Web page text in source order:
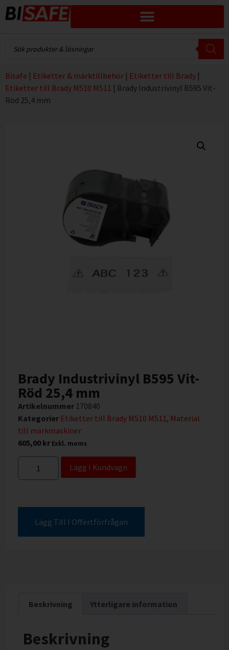
Bisafe | Etiketter & märktillbehör | Etiketter till Brady |
Etiketter till Brady M510 M511 | Brady Industrivinyl B595 Vit-
Röd 25,4 mm
Brady Industrivinyl B595 Vit-
Röd 25,4 mm
Artikelnummer 170840
Kategorier Etiketter till Brady M510 M511, Material
till märkmaskiner
605,00 kr Exkl. moms
Lägg I Kundvagn
Lägg Till I Offertförfrågan
Beskrivning Ytterligare information
Beskrivning